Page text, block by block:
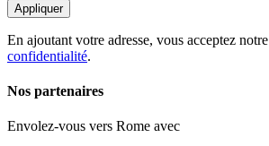
Appliquer
En ajoutant votre adresse, vous acceptez notre
confidentialité.
Nos partenaires
Envolez-vous vers Rome avec